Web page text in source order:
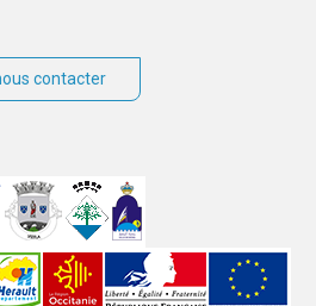
contacter